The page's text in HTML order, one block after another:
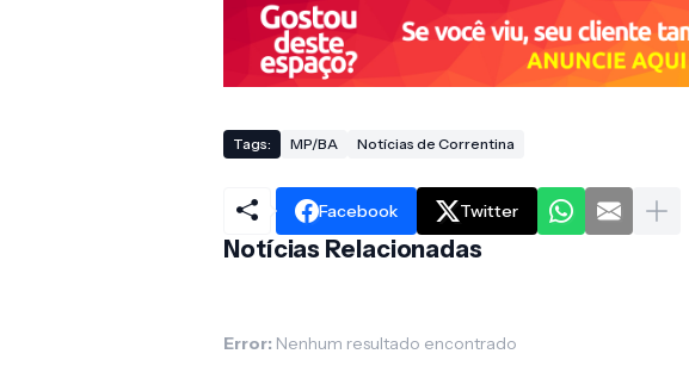
Tags: MP/BA Notícias de Correntina
Facebook Twitter
Notícias Relacionadas
Error: Nenhum resultado encontrado